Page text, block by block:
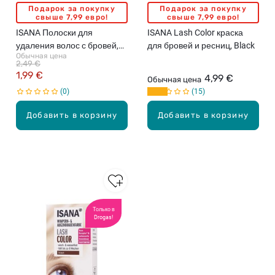
Добавить в корзину
Подарок за покупку
свыше 7,99 евро!
ISANA Полоски для
удаления волос с бровей,
20шт
Обычная цена
1,99 €
2,49 €
0
Добавить в корзину
Подарок за покупку
свыше 7,99 евро!
ISANA Lash Color краска
для бровей и ресниц, Black
Обычная цена 4,99 €
15
Только в
Drogas!